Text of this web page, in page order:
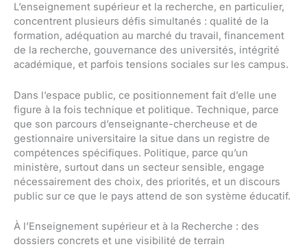
L’enseignement supérieur et la recherche, en particulier,
concentrent plusieurs défis simultanés : qualité de la
formation, adéquation au marché du travail, financement
de la recherche, gouvernance des universités, intégrité
académique, et parfois tensions sociales sur les campus.
Dans l’espace public, ce positionnement fait d’elle une
figure à la fois technique et politique. Technique, parce
que son parcours d’enseignante-chercheuse et de
gestionnaire universitaire la situe dans un registre de
compétences spécifiques. Politique, parce qu’un
ministère, surtout dans un secteur sensible, engage
nécessairement des choix, des priorités, et un discours
public sur ce que le pays attend de son système éducatif.
À l’Enseignement supérieur et à la Recherche : des
dossiers concrets et une visibilité de terrain